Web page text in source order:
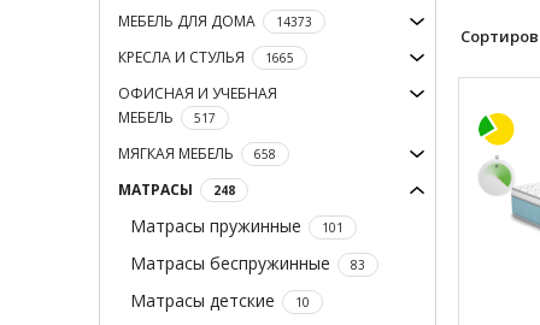
МЕБЕЛЬ ДЛЯ ДОМА 14373
КРЕСЛА И СТУЛЬЯ 1665
ОФИСНАЯ И УЧЕБНАЯ
МЕБЕЛЬ
517
МЯГКАЯ МЕБЕЛЬ 658
МАТРАСЫ 248
Матрасы пружинные 101
Матрасы беспружинные 83
Матрасы детские 10